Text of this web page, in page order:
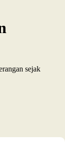
sejak